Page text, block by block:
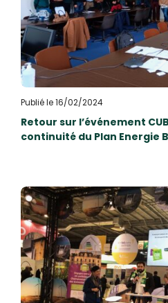
Publié le 16/02/2024
Retour sur l’événement
continuité du Plan Energie